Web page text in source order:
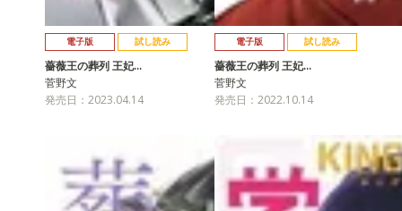
電子版 試し読み
薔薇王の葬列 王妃…
菅野文
発売日：2023.04.14
電子版 試し読み
薔薇王の葬列 王妃…
菅野文
発売日：2022.10.14